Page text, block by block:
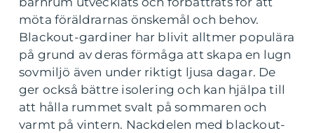
möta föräldrarnas önskemål och behov.
Blackout-gardiner har blivit alltmer populära
på grund av deras förmåga att skapa en lugn
sovmiljö även under riktigt ljusa dagar. De
ger också bättre isolering och kan hjälpa till
att hålla rummet svalt på sommaren och
varmt på vintern. Nackdelen med blackout-